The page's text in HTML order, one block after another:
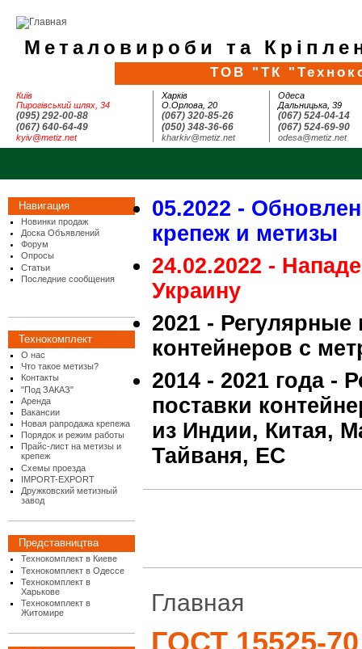
Металовироби та
ТОВ "ТК
Київ
Пирогівський шлях, 34
(095) 292-00-88
(067) 640-64-49
kyiv@metiz.net
Харків
О.Орлова, 20
(067) 320-85-26
(050) 348-36-66
kharkiv@metiz.net
Одеса
Дальницька, 39
(067) 524-04-14
(067) 524-69-90
odesa@metiz.net
Навигация
Новинки продаж
Доска Объявлений
Форум
Опросы
Статьи
Последние сообщения
Технокомплект
О нас
Что такое метизы?
Контакты
"Под ЗАКАЗ"
Аренда
Вакансии
Новая рапродажа крепежа
Порядок и режим работы
Прайс-лист на метизы и
крепеж
Схемы проезда
IMPORT-EXPORT
Дружковский метизный
завод
Представництва
Технокомплект в Киеве
Технокомплект в Одессе
Технокомплект в
Харькове
Технокомплект в
Житомире
05.2022 -
крепеж и метизы
24.02.2022 -
Украину
2021 - Регулярные
контейнеров с
2014 - 2021 года -
поставки
из Индии, Китая,
Тайваня, ЕС
Главная